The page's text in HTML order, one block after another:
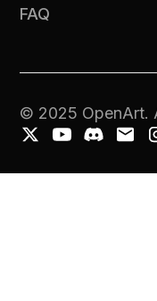
FAQ
© 2025 OpenArt.